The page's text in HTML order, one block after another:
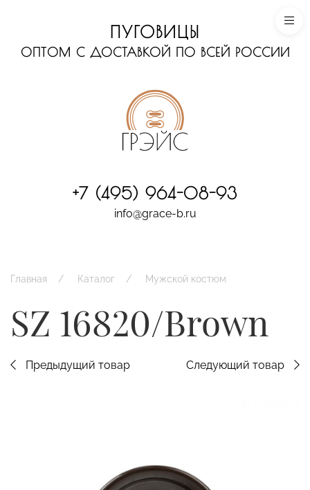
ПУГОВИЦЫ
ОПТОМ С ДОСТАВКОЙ ПО ВСЕЙ РОССИИ
+7 (495) 964-08-93
info@grace-b.ru
Главная Каталог Мужской костюм
SZ 16820/Brown
Предыдущий товар Следующий товар